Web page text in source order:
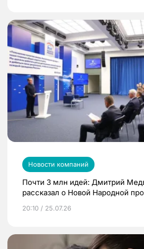
Новости компаний
Почти 3 млн идей: Дмитрий
рассказал о Новой Народной
20:10 / 25.07.26